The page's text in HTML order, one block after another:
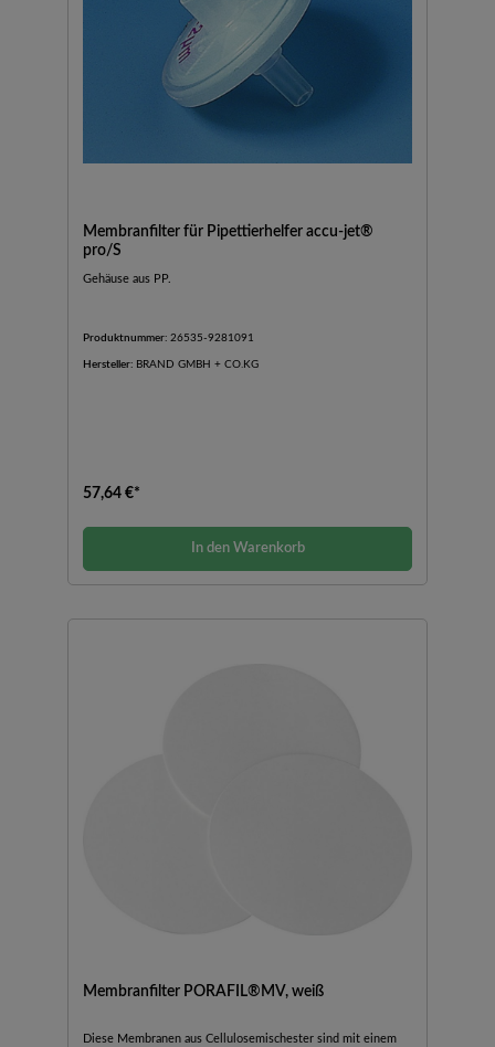
Membranfilter für Pipettierhelfer accu-jet®
pro/S
Gehäuse aus PP.
Produktnummer: 26535-9281091
Hersteller: BRAND GMBH + CO.KG
57,64 €*
In den Warenkorb
Membranfilter PORAFIL®MV, weiß
Diese Membranen aus Cellulosemischester sind mit einem